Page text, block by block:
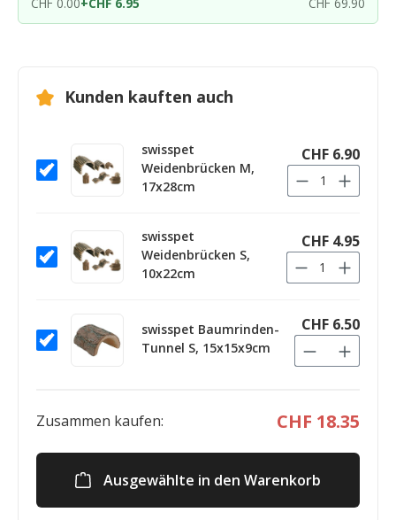
CHF 0.00+CHF 6.95 CHF 69.90
Kunden kauften auch
swisspet
Weidenbrücken M,
17x28cm
CHF 6.90
swisspet
Weidenbrücken S,
10x22cm
CHF 4.95
swisspet Baumrinden-
Tunnel S, 15x15x9cm
CHF 6.50
Zusammen kaufen: CHF 18.35
Ausgewählte in den Warenkorb